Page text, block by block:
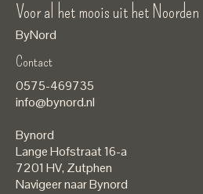
Voor al het moois uit het Noorden
ByNord
Contact
0575-469735
info@bynord.nl
Bynord
Lange Hofstraat 16-a
7201 HV, Zutphen
Navigeer naar Bynord